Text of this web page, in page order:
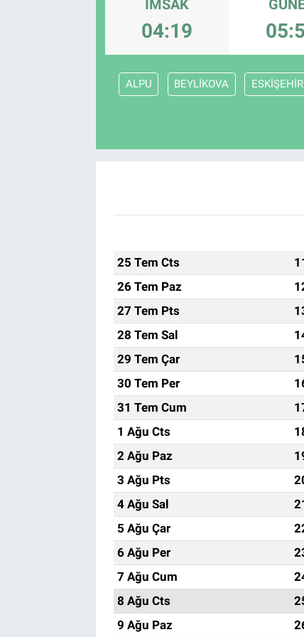
İMSAK
04:19
ALPU BEYLİKOVA ESKİŞEHİR
25 Tem Cts
26 Tem Paz
27 Tem Pts
28 Tem Sal
29 Tem Çar
30 Tem Per
31 Tem Cum
1 Ağu Cts
2 Ağu Paz
3 Ağu Pts
4 Ağu Sal
5 Ağu Çar
6 Ağu Per
7 Ağu Cum
8 Ağu Cts
9 Ağu Paz